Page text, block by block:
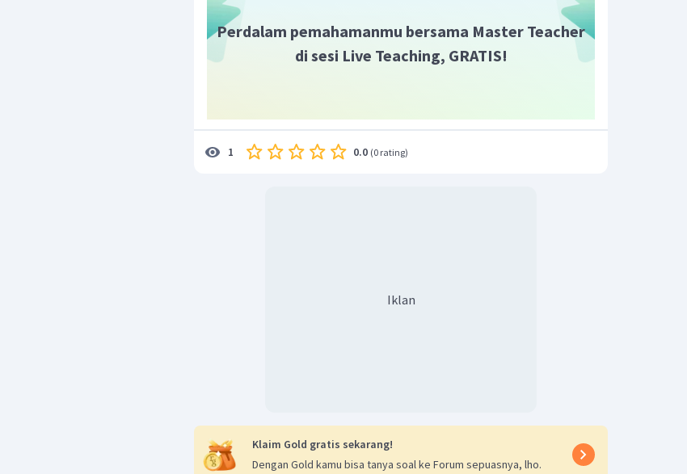
Perdalam pemahamanmu bersama Master Teacher
di sesi Live Teaching, GRATIS!
1 0.0 (0 rating)
Iklan
Klaim Gold gratis sekarang!
Dengan Gold kamu bisa tanya soal ke Forum sepuasnya, lho.